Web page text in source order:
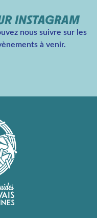
INSTAGRAM
nous suivre sur les
à venir.